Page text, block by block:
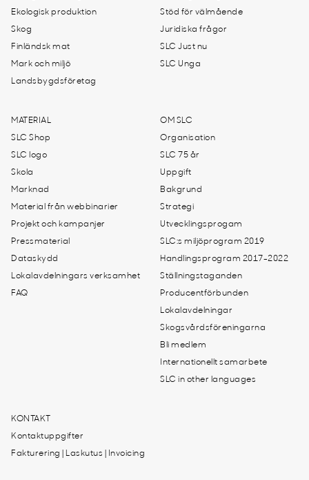
Ekologisk produktion
Skog
Finländsk mat
Mark och miljö
Landsbygdsföretag
Stöd för välmående
Juridiska frågor
SLC Just nu
SLC Unga
MATERIAL
SLC Shop
SLC logo
Skola
Marknad
Material från webbinarier
Projekt och kampanjer
Pressmaterial
Dataskydd
Lokalavdelningars verksamhet
FAQ
OM SLC
Organisation
SLC 75 år
Uppgift
Bakgrund
Strategi
Utvecklingsprogam
SLC:s miljöprogram 2019
Handlingsprogram 2017-2022
Ställningstaganden
Producentförbunden
Lokalavdelningar
Skogsvårdsföreningarna
Bli medlem
Internationellt samarbete
SLC in other languages
KONTAKT
Kontaktuppgifter
Fakturering | Laskutus | Invoicing